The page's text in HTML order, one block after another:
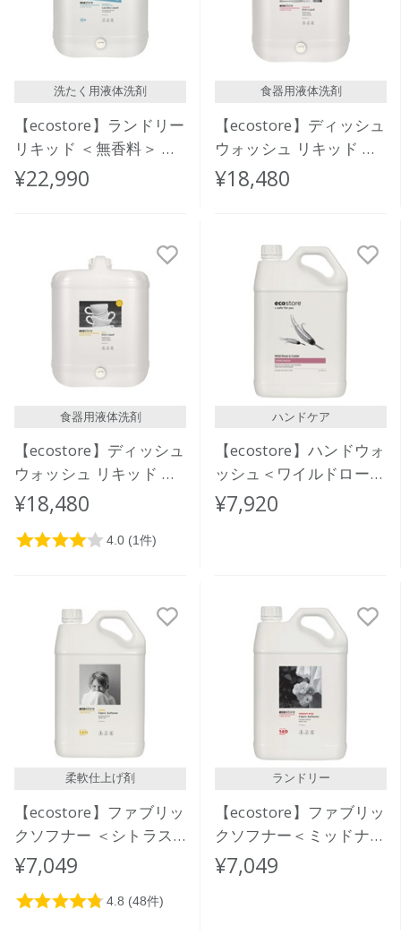
洗たく用液体洗剤
【ecostore】ランドリー
リキッド ＜無香料＞ バ
ルク 20L
¥22,990
食器用液体洗剤
【ecostore】ディッシュ
ウォッシュ リキッド ＜
グレープフルーツ＞ バ
ルク 20L
¥18,480
食器用液体洗剤
【ecostore】ディッシュ
ウォッシュ リキッド ＜
レモン＞バルク 20L
¥18,480
ハンドケア
【ecostore】ハンドウォ
ッシュ＜ワイルドローズ
＆シダー＞5L
¥7,920
柔軟仕上げ剤
【ecostore】ファブリッ
クソフナー ＜シトラス
＞ 5L
¥7,049
ランドリー
【ecostore】ファブリッ
クソフナー＜ミッドナイ
トローズ＞5L
¥7,049